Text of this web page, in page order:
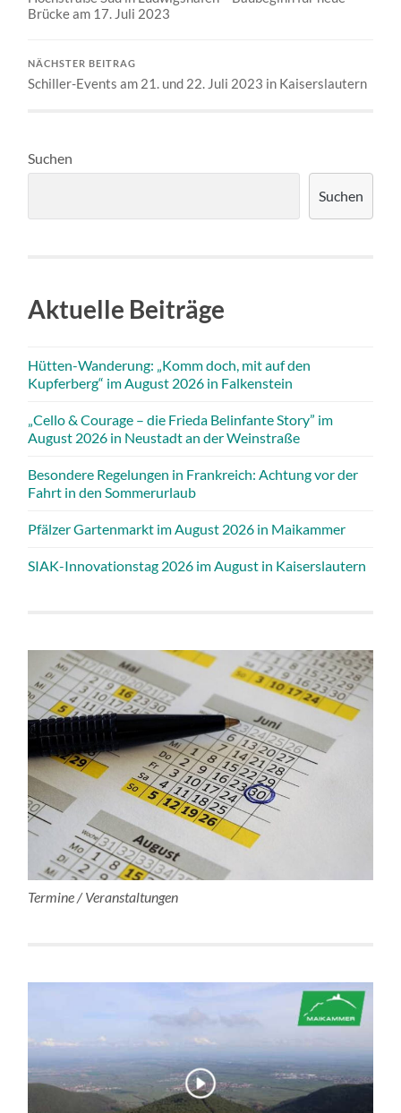
Brücke am 17. Juli 2023
NÄCHSTER BEITRAG
Schiller-Events am 21. und 22. Juli 2023 in Kaiserslautern
Suchen
Suchen
Aktuelle Beiträge
Hütten-Wanderung: „Komm doch, mit auf den
Kupferberg“ im August 2026 in Falkenstein
„Cello & Courage – die Frieda Belinfante Story” im
August 2026 in Neustadt an der Weinstraße
Besondere Regelungen in Frankreich: Achtung vor der
Fahrt in den Sommerurlaub
Pfälzer Gartenmarkt im August 2026 in Maikammer
SIAK-Innovationstag 2026 im August in Kaiserslautern
Termine / Veranstaltungen